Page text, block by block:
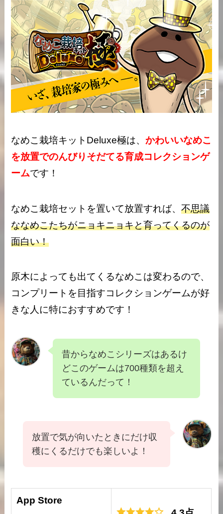
なめこ栽培キットDeluxe極は、かわいいなめこ
を放置でのんびりそだてる育成コレクションゲ
ームです！
なめこ栽培セットを置いて放置すれば、不思議
ななめこたちがニョキニョキと育ってくるのが
面白い！
原木によっても出てくるなめこは変わるので、
コンプリートを目指すコレクションゲームが好
きな人に特におすすめです！
昔からなめこシリーズはあるけ
どこのゲームは700種類を超え
ているんだって！
放置で気が向いたときにだけ収
穫にくるだけでも楽しいよ！
App Store